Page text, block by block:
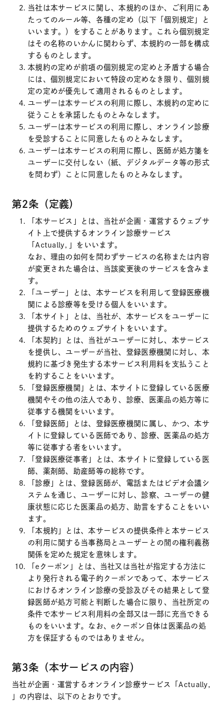
当社は本サービスに関し、本規約のほか、ご利用にあ
たってのルール等、各種の定め（以下「個別規定」と
いいます。）をすることがあります。これら個別規定
はその名称のいかんに関わらず、本規約の一部を構成
するものとします。
本規約の定めが前項の個別規定の定めと矛盾する場合
には、個別規定において特段の定めなき限り、個別規
定の定めが優先して適用されるものとします。
ユーザーは本サービスの利用に際し、本規約の定めに
従うことを承諾したものとみなします。
ユーザーは本サービスの利用に際し、オンライン診療
を受診することに同意したものとみなします。
ユーザーは本サービスの利用に際し、医師が処方箋を
ユーザーに交付しない（紙、デジタルデータ等の形式
を問わず）ことに同意したものとみなします。
第2条（定義）
「本サービス」とは、当社が企画・運営するウェブサ
イト上で提供するオンライン診療サービス
「Actually, 」をいいます。
なお、理由の如何を問わずサービスの名称または内容
が変更された場合は、当該変更後のサービスを含みま
す。
「ユーザー」とは、本サービスを利用して登録医療機
関による診療等を受ける個人をいいます。
「本サイト」とは、当社が、本サービスをユーザーに
提供するためのウェブサイトをいいます。
「本契約」とは、当社がユーザーに対し、本サービス
を提供し、ユーザーが当社、登録医療機関に対し、本
規約に基づき発生する本サービス利用料を支払うこと
を約することをいいます。
「登録医療機関」とは、本サイトに登録している医療
機関やその他の法人であり、診療、医薬品の処方等に
従事する機関をいいます。
「登録医師」とは、登録医療機関に属し、かつ、本サ
イトに登録している医師であり、診療、医薬品の処方
等に従事する者をいいます。
「登録医療従事者」とは、本サイトに登録している医
師、薬剤師、助産師等の総称です。
「診療」とは、登録医師が、電話またはビデオ会議シ
ステムを通じ、ユーザーに対し、診察、ユーザーの健
康状態に応じた医薬品の処方、助言をすることをいい
ます。
「本規約」とは、本サービスの提供条件と本サービス
の利用に関する当事務局とユーザーとの間の権利義務
関係を定めた規定を意味します。
「eクーポン」とは、当社又は当社が指定する方法に
より発行される電子的クーポンであって、本サービス
におけるオンライン診療の受診及びその結果として登
録医師が処方可能と判断した場合に限り、当社所定の
条件で本サービス利用料の全部又は一部に充当できる
ものをいいます。なお、eクーポン自体は医薬品の処
方を保証するものではありません。
第3条（本サービスの内容）
当社が企画・運営するオンライン診療サービス「Actually,
」の内容は、以下のとおりです。